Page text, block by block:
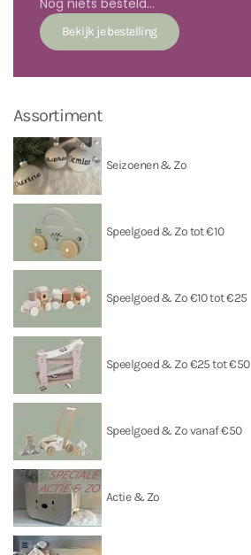
Assortiment
Seizoenen & Zo
Speelgoed & Zo tot €10
Speelgoed & Zo €10 tot €25
Speelgoed & Zo €25 tot €50
Speelgoed & Zo vanaf €50
Actie & Zo